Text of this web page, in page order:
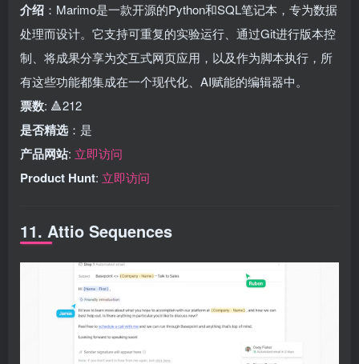
介绍 ：Marimo是一款开源的Python和SQL笔记本，专为数据
处理而设计。它支持可重复的实验运行、通过Git进行版本控
制、将成果分享为交互式网页应用，以及作为脚本执行，所
有这些功能都集成在一个现代化、AI赋能的编辑器中。
票数: 🔺212
是否精选 ：是
产品网站: 立即访问
Product Hunt: 立即访问
11. Attio Sequences